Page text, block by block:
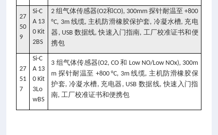
27
50
9
Si-C
A 13
0 Kit
2BS
2组气体传感器(O2和CO), 300mm探针耐温至 +800
°C, 3m 线缆,主机防滑橡胶保护套, 冷凝水槽, 充电
器 , USB 数据线,快速入门指南, 工厂校准证书和便
携包
27
51
7
Si-C
A 13
0 Kit
3Lo
wBS
3 组气体传感器(O2, CO和 Low NO/Low NOx), 300m
m探针耐温至 +800 °C, 3m线缆,主机防滑橡胶保
护套, 冷凝水槽, 充电器 , USB 数据线,快速入门指
南,工厂校准证书和便携包